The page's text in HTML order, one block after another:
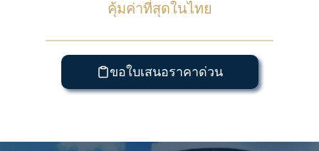
คุ้มค่าที่สุดในไทย
ขอใบเสนอราคาด่วน